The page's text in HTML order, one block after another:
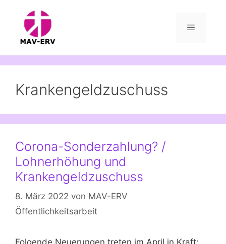
springen
Menü
Krankengeldzuschuss
Corona-Sonderzahlung? /
Lohnerhöhung und
Krankengeldzuschuss
8. März 2022 von MAV-ERV
Öffentlichkeitsarbeit
Folgende Neuerungen treten im April in Kraft: